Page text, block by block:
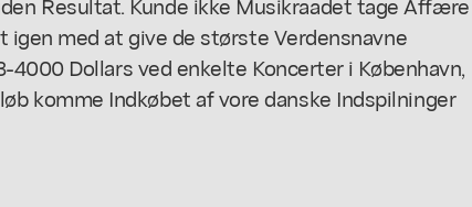
igen med at give de største Verdensnavne
Dollars ved enkelte Koncerter i København,
komme Indkøbet af vore danske Indspilninger